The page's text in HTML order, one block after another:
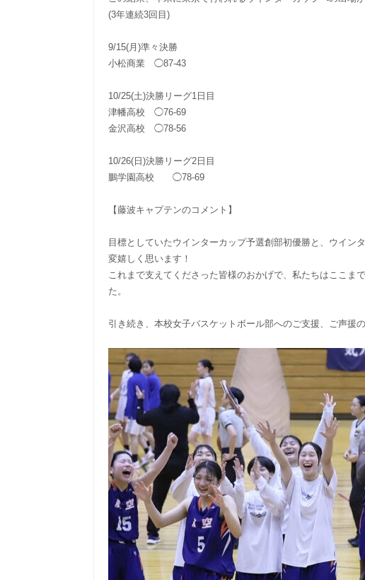
(3年連続3回目)
9/15(月)準々決勝
小松商業 ◯87-43
10/25(土)決勝リーグ1日目
津幡高校 ◯76-69
金沢高校 ◯78-56
10/26(日)決勝リーグ2日目
鵬学園高校 ◯78-69
【藤波キャプテンのコメント】
目標としていたウインターカップ予選創部初優勝と、ウイン
変嬉しく思います！
これまで支えてくださった皆様のおかげで、私たちはここま
た。
引き続き、本校女子バスケットボール部へのご支援、ご声援